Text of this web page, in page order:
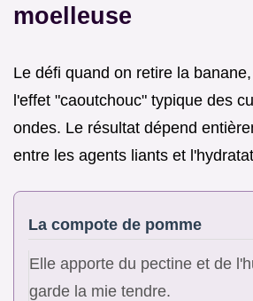
moelleuse
Le défi quand on retire la
l'effet "caoutchouc" typique des
ondes. Le résultat dépend
entre les agents liants et
La compote de pomme
Elle apporte du pectine et de
garde la mie tendre.